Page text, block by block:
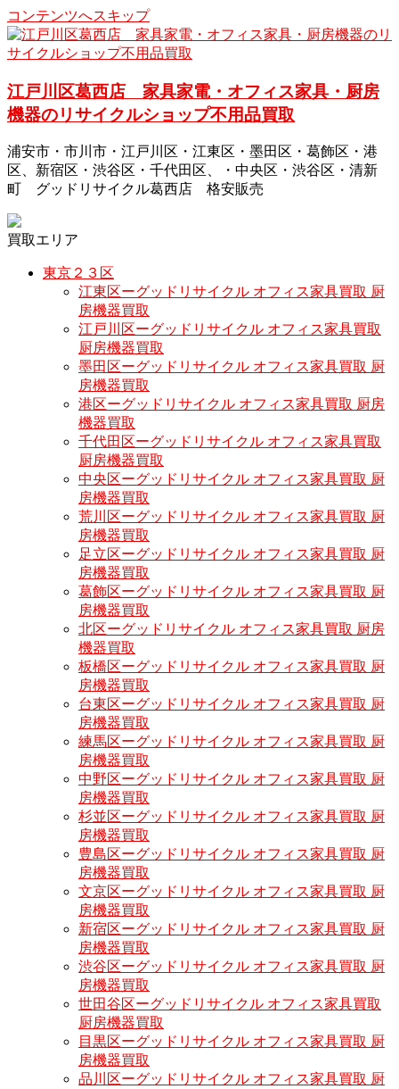
コンテンツへスキップ
江戸川区葛西店 家具家電・オフィス家具・厨房
機器のリサイクルショップ不用品買取
浦安市・市川市・江戸川区・江東区・墨田区・葛飾区・港
区、新宿区・渋谷区・千代田区、・中央区・渋谷区・清新
町 グッドリサイクル葛西店 格安販売
買取エリア
東京２３区
江東区ーグッドリサイクル オフィス家具買取 厨
房機器買取
江戸川区ーグッドリサイクル オフィス家具買取
厨房機器買取
墨田区ーグッドリサイクル オフィス家具買取 厨
房機器買取
港区ーグッドリサイクル オフィス家具買取 厨房
機器買取
千代田区ーグッドリサイクル オフィス家具買取
厨房機器買取
中央区ーグッドリサイクル オフィス家具買取 厨
房機器買取
荒川区ーグッドリサイクル オフィス家具買取 厨
房機器買取
足立区ーグッドリサイクル オフィス家具買取 厨
房機器買取
葛飾区ーグッドリサイクル オフィス家具買取 厨
房機器買取
北区ーグッドリサイクル オフィス家具買取 厨房
機器買取
板橋区ーグッドリサイクル オフィス家具買取 厨
房機器買取
台東区ーグッドリサイクル オフィス家具買取 厨
房機器買取
練馬区ーグッドリサイクル オフィス家具買取 厨
房機器買取
中野区ーグッドリサイクル オフィス家具買取 厨
房機器買取
杉並区ーグッドリサイクル オフィス家具買取 厨
房機器買取
豊島区ーグッドリサイクル オフィス家具買取 厨
房機器買取
文京区ーグッドリサイクル オフィス家具買取 厨
房機器買取
新宿区ーグッドリサイクル オフィス家具買取 厨
房機器買取
渋谷区ーグッドリサイクル オフィス家具買取 厨
房機器買取
世田谷区ーグッドリサイクル オフィス家具買取
厨房機器買取
目黒区ーグッドリサイクル オフィス家具買取 厨
房機器買取
品川区ーグッドリサイクル オフィス家具買取 厨